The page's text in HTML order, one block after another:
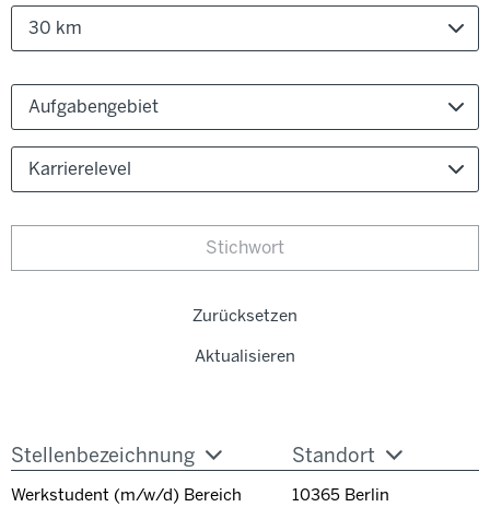
30 km
Aufgabengebiet
Karrierelevel
Zurücksetzen
Aktualisieren
Stellenbezeichnung Standort
Werkstudent (m/w/d) Bereich
10365 Berlin